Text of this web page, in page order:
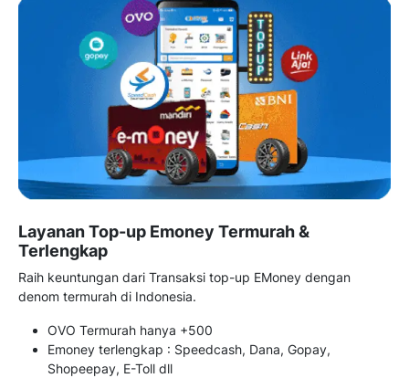
Layanan Top-up Emoney Termurah &
Terlengkap
Raih keuntungan dari Transaksi top-up EMoney dengan
denom termurah di Indonesia.
OVO Termurah hanya +500
Emoney terlengkap : Speedcash, Dana, Gopay,
Shopeepay, E-Toll dll